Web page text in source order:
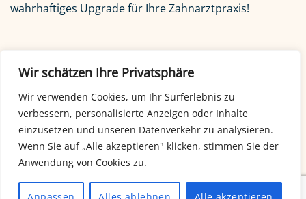
Wir schätzen Ihre Privatsphäre
Wir verwenden Cookies, um Ihr Surferlebnis zu
verbessern, personalisierte Anzeigen oder Inhalte
einzusetzen und unseren Datenverkehr zu analysieren.
Wenn Sie auf „Alle akzeptieren" klicken, stimmen Sie der
Anwendung von Cookies zu.
wahrhaftiges Upgrade für Ihre Zahnarztpraxis!
Strahlende Praxis
Praxisbeleuchtung Berlin
Anpassbare PHL praxisbeleuchtung